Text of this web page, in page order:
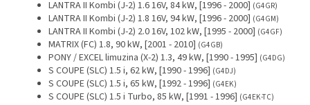
LANTRA II Kombi (J-2) 1.6 16V, 84 kW, [1996 - 2000] (G4GR)
LANTRA II Kombi (J-2) 1.8 16V, 94 kW, [1996 - 2000] (G4GM)
LANTRA II Kombi (J-2) 2.0 16V, 102 kW, [1995 - 2000] (G4GF)
MATRIX (FC) 1.8, 90 kW, [2001 - 2010] (G4GB)
PONY / EXCEL limuzina (X-2) 1.3, 49 kW, [1990 - 1995] (G4DG)
S COUPE (SLC) 1.5 i, 62 kW, [1990 - 1996] (G4DJ)
S COUPE (SLC) 1.5 i, 65 kW, [1992 - 1996] (G4EK)
S COUPE (SLC) 1.5 i Turbo, 85 kW, [1991 - 1996] (G4EK-TC)